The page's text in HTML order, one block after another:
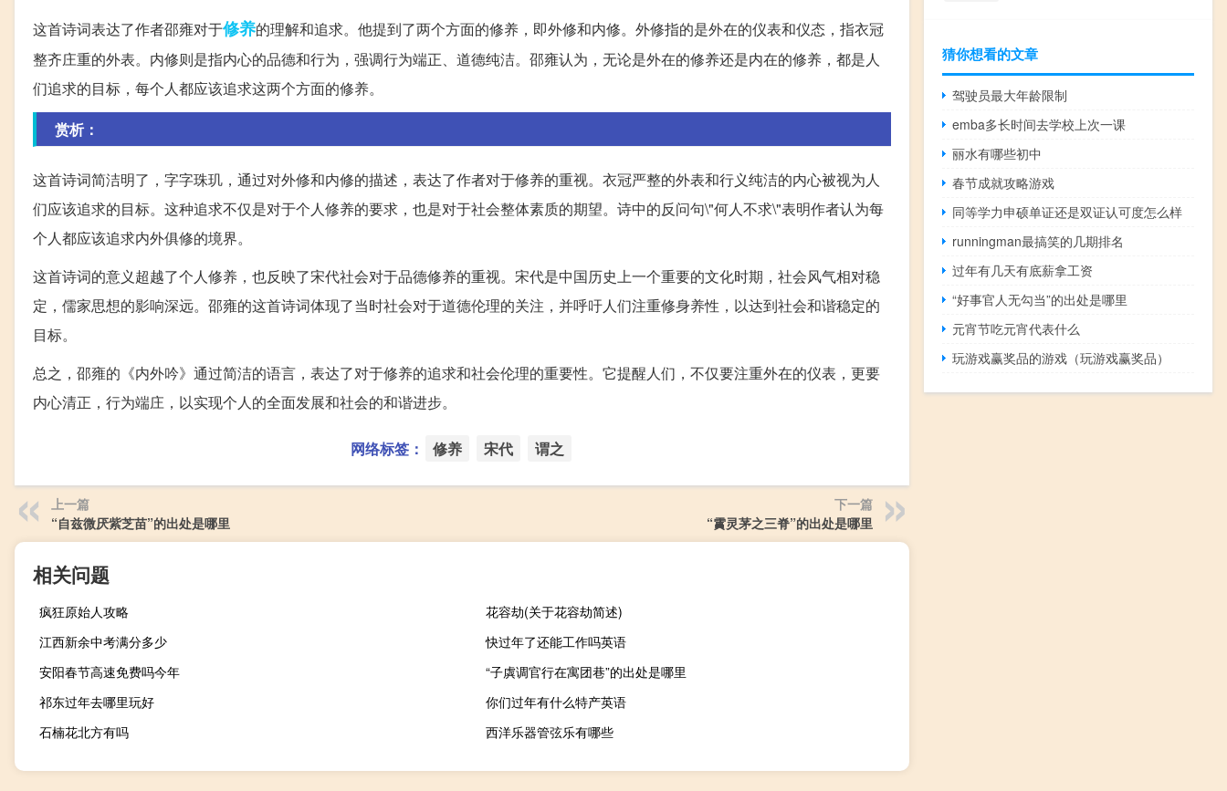
这首诗词表达了作者邵雍对于修养的理解和追求。他提到了两个方面的修养，即外修和内修。外修指的是外在的仪表和仪态，指衣冠
整齐庄重的外表。内修则是指内心的品德和行为，强调行为端正、道德纯洁。邵雍认为，无论是外在的修养还是内在的修养，都是人
们追求的目标，每个人都应该追求这两个方面的修养。
赏析：
这首诗词简洁明了，字字珠玑，通过对外修和内修的描述，表达了作者对于修养的重视。衣冠严整的外表和行义纯洁的内心被视为人
们应该追求的目标。这种追求不仅是对于个人修养的要求，也是对于社会整体素质的期望。诗中的反问句\"何人不求\"表明作者认为每
个人都应该追求内外俱修的境界。
这首诗词的意义超越了个人修养，也反映了宋代社会对于品德修养的重视。宋代是中国历史上一个重要的文化时期，社会风气相对稳
定，儒家思想的影响深远。邵雍的这首诗词体现了当时社会对于道德伦理的关注，并呼吁人们注重修身养性，以达到社会和谐稳定的
目标。
总之，邵雍的《内外吟》通过简洁的语言，表达了对于修养的追求和社会伦理的重要性。它提醒人们，不仅要注重外在的仪表，更要
内心清正，行为端庄，以实现个人的全面发展和社会的和谐进步。
网络标签： 修养 宋代 谓之
上一篇
“自兹微厌紫芝苗”的出处是哪里
下一篇
“霣灵茅之三脊”的出处是哪里
相关问题
疯狂原始人攻略
花容劫(关于花容劫简述)
江西新余中考满分多少
快过年了还能工作吗英语
安阳春节高速免费吗今年
“子虡调官行在寓团巷”的出处是哪里
祁东过年去哪里玩好
你们过年有什么特产英语
石楠花北方有吗
西洋乐器管弦乐有哪些
猜你想看的文章
驾驶员最大年龄限制
emba多长时间去学校上次一课
丽水有哪些初中
春节成就攻略游戏
同等学力申硕单证还是双证认可度怎么样
runningman最搞笑的几期排名
过年有几天有底薪拿工资
“好事官人无勾当”的出处是哪里
元宵节吃元宵代表什么
玩游戏赢奖品的游戏（玩游戏赢奖品）